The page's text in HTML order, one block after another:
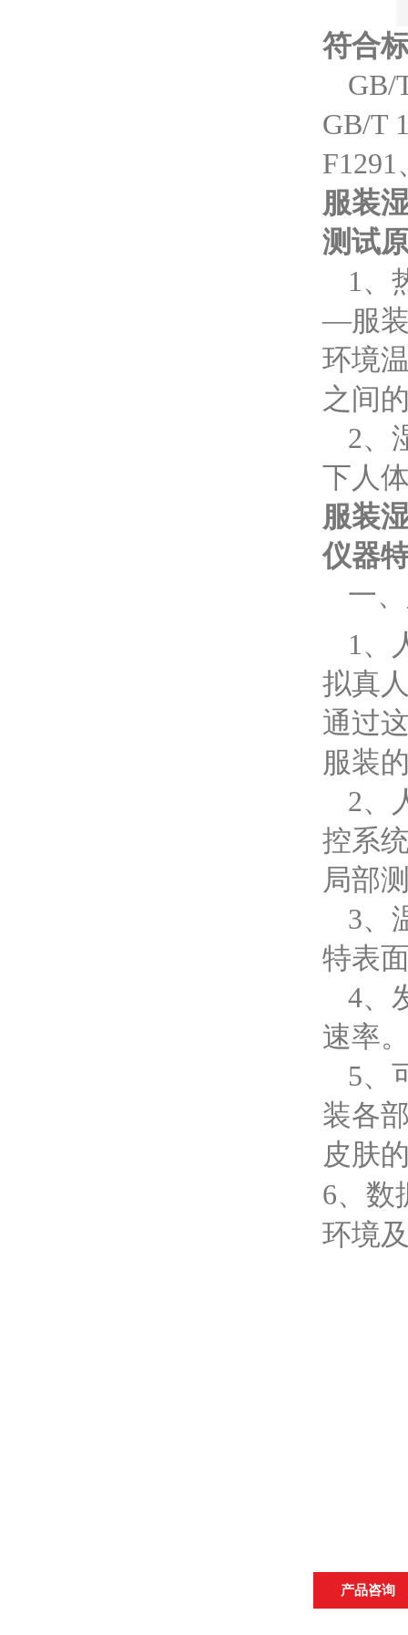
符合
GB/
GB/T
F1291
服装
测试
1、
—服装
环境
之间
2、
下人
服装
仪器
一、
1、
拟真
通过
服装
2、
控系
局部
3、
特表
4、
速率
5、
装各
皮肤
6、数
环境
产品咨询